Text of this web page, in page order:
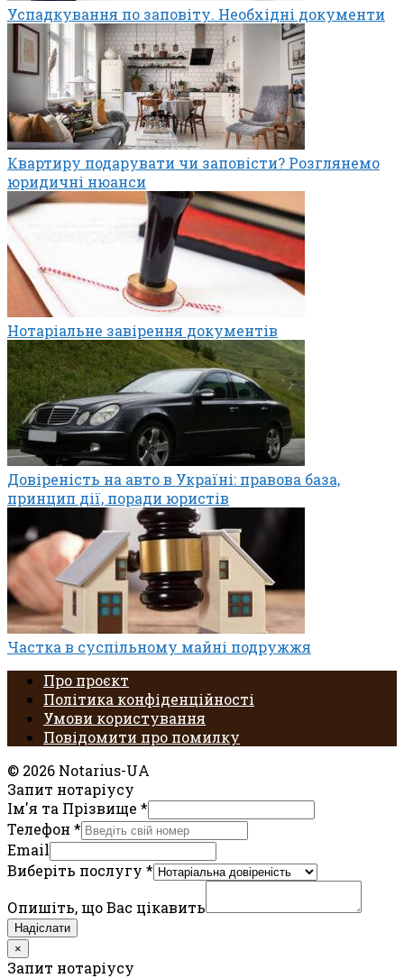
Успадкування по заповіту. Необхідні документи
Квартиру подарувати чи заповісти? Розглянемо
юридичні нюанси
Нотаріальне завірення документів
Довіреність на авто в Україні: правова база,
принцип дії, поради юристів
Частка в суспільному майні подружжя
Про проєкт
Політика конфіденційності
Умови користування
Повідомити про помилку
© 2026 Notarius-UA
Запит нотаріусу
Ім'я та Прізвище *
Телефон *
Email
Виберіть послугу *
Опишіть, що Вас цікавить
Надіслати
×
Запит нотаріусу